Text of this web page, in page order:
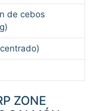
de cebos
ZONE